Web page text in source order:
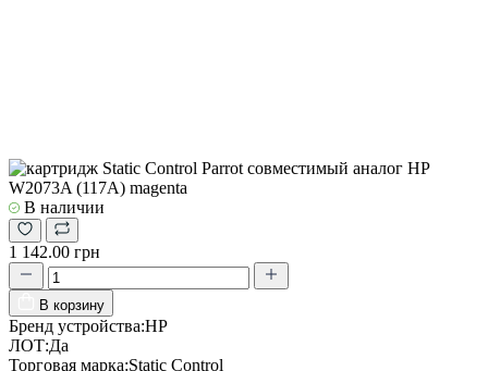
В наличии
1 142.00 грн
В корзину
Бренд устройства:HP
ЛОТ:Да
Торговая марка:Static Control